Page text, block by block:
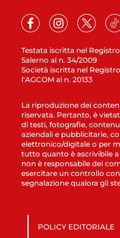
Testata iscritta nel
Salerno al n. 34/2009
Società iscritta nel
l’AGCOM al n. 20133
La riproduzione dei
riservata. Pertanto, è
di testi, fotografie,
aziendali e pubblicitarie,
elettronico/digitale o per
tutto quanto è ascrivibile
non è responsabile dei
esercitare un controllo
segnalazione qualora gli
POLICY EDITORIALE